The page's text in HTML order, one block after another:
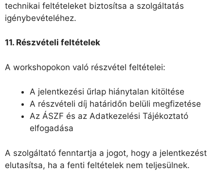
technikai feltételeket biztosítsa a szolgáltatás
igénybevételéhez.
11. Részvételi feltételek
A workshopokon való részvétel feltételei:
A jelentkezési űrlap hiánytalan kitöltése
A részvételi díj határidőn belüli megfizetése
Az ÁSZF és az Adatkezelési Tájékoztató
elfogadása
A szolgáltató fenntartja a jogot, hogy a jelentkezést
elutasítsa, ha a fenti feltételek nem teljesülnek.